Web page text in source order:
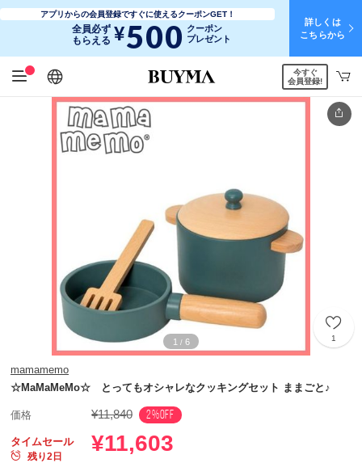
アプリからの会員登録ですぐに使えるクーポンGET！
全員必ず
もらえる ¥500 クーポン
プレゼント
詳しくは
こちらから
日本語
English
简体中文
繁體中文
今すぐ
会員登録!
1 / 6 1
mamamemo
☆MaMaMeMo☆ とってもオシャレなクッキングセット ままごと♪
価格 ¥11,840 2%OFF
タイムセール
残り2日
¥11,603